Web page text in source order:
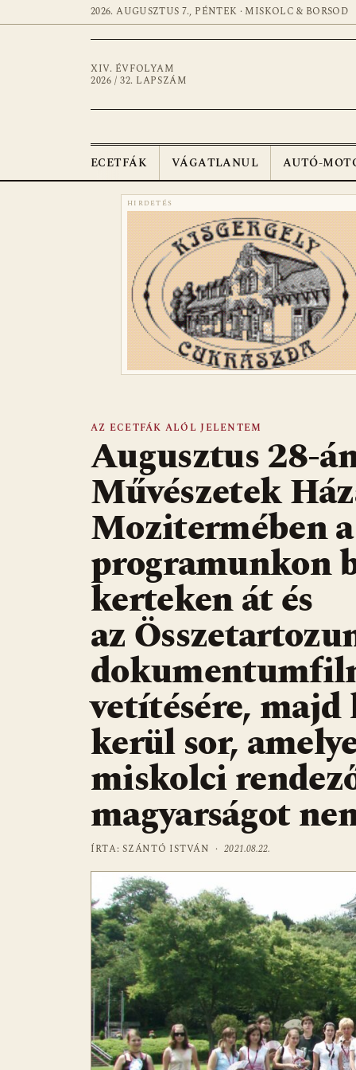
2026. AUGUSZTUS 7., PÉNTEK · MISKOLC & BORSOD
XIV. ÉVFOLYAM
2026 / 32. LAPSZÁM
ECETFÁK VÁGATLANUL AUTÓ-
HIRDETÉS
AZ ECETFÁK ALÓL JELENTEM
Augusztus 28-
Művészetek
Mozitermében
programunkon
kerteken át és
az
vetítésére,
kerül sor,
miskolci
magyarságot
ÍRTA: SZÁNTÓ ISTVÁN ·2021.08.22.